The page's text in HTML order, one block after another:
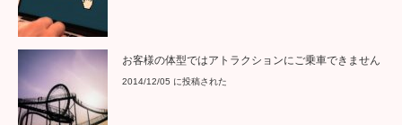
お客様の体型ではアトラクションにご乗車できません
2014/12/05 に投稿された